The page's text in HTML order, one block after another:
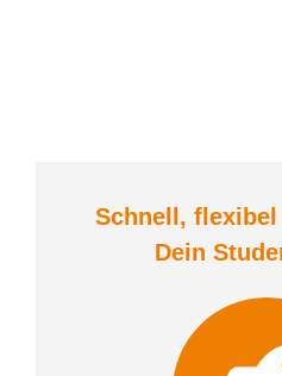
Schnell, flexibel
Dein